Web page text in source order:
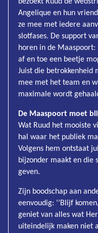
Angelique en hun
ze mee met iedere
slotfases. De support
horen in de Maaspoort:
af en toe een beetje
Juist die betrokkenheid
mee met het team en
maximale wordt
De Maaspoort moet
Wat Ruud het mooiste
hal waar het publiek
Volgens hem ontstaat
bijzonder maakt en die
geven.
Zijn boodschap aan
eenvoudig: ‘’Blijf
geniet van alles wat
uiteindelijk maken niet